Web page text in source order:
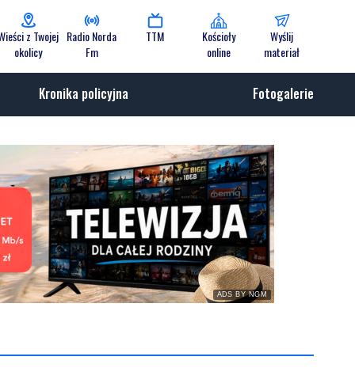
z Twojej
okolicy
Radio Norda
Fm
TTM
Kościoły
online
Wyślij
materiał
Kronika policyjna Fotogalerie
ADS BY NGM